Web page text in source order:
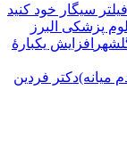
سیگار خود کنید
پزشکی البرز
افزایش یکبارۀ
دكتر فردين